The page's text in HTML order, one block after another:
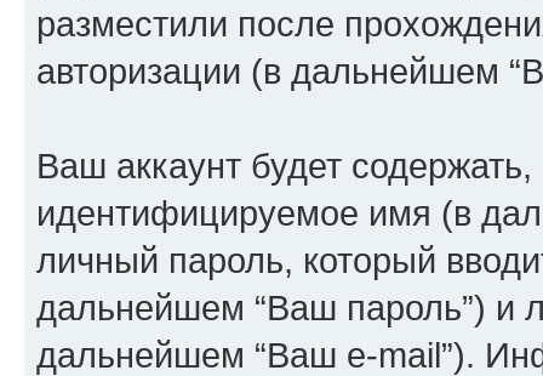
разместили после
авторизации (в дальнейшем
Ваш аккаунт будет
идентифицируемое имя (в
личный пароль, который
дальнейшем “Ваш пароль”) и
дальнейшем “Ваш e-mail”).